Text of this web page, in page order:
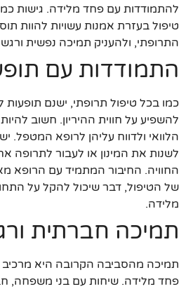
להתמודדות עם פחד מלידה. גישות
טיפול בעזרת אמנות עשויות להוות
התרופתי, ולהעניק תמיכה נפשית
התמודדות עם
כמו בכל טיפול תרופתי, ישנם תופעות
להשפיע על חווית ההיריון. חשוב
הלוואי ולדווח עליהן לרופא המטפל.
לשנות את המינון או לעבור לתרופה
החוויה. החיבור המתמיד עם
של הטיפול, דבר שיכול להקל על
מלידה.
תמיכה חברתית
תמיכה מהסביבה הקרובה היא
פחד מלידה. שיחות עם בני משפחה,